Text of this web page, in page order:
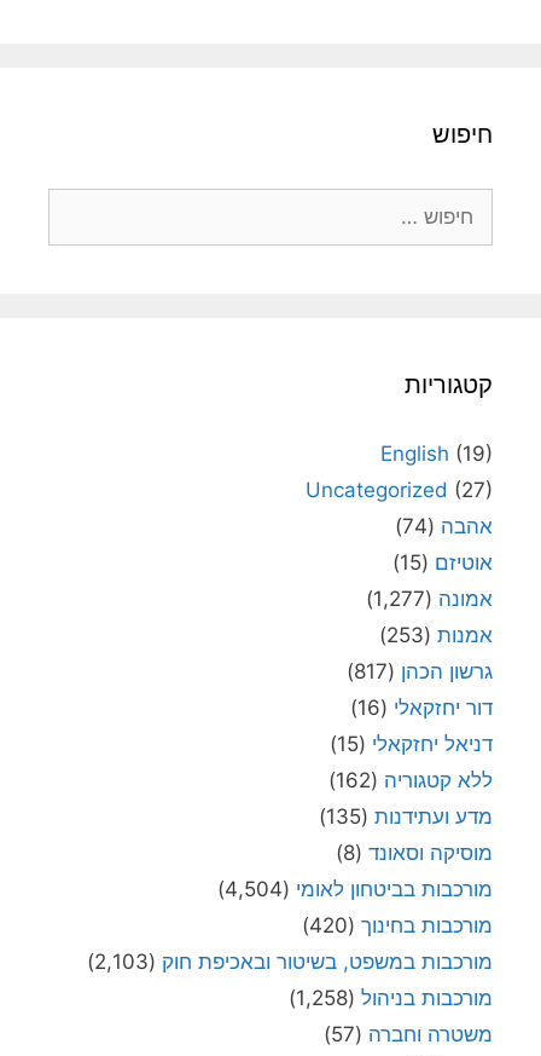
חיפוש
קטגוריות
English (19)
Uncategorized (27)
אהבה (74)
אוטיזם (15)
אמונה (1,277)
אמנות (253)
גרשון הכהן (817)
דור יחזקאלי (16)
דניאל יחזקאלי (15)
ללא קטגוריה (162)
מדע ועתידנות (135)
מוסיקה וסאונד (8)
מורכבות בביטחון לאומי (4,504)
מורכבות בחינוך (420)
מורכבות במשפט, בשיטור ובאכיפת חוק (2,103)
מורכבות בניהול (1,258)
משטרה וחברה (57)